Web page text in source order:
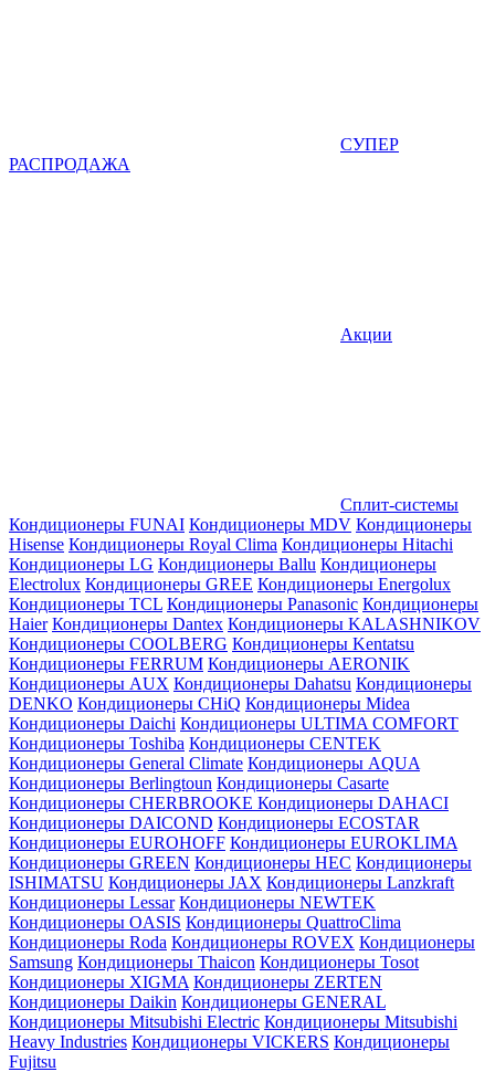
СУПЕР
РАСПРОДАЖА
Акции
Сплит-системы
Кондиционеры FUNAI Кондиционеры MDV Кондиционеры
Hisense Кондиционеры Royal Clima Кондиционеры Hitachi
Кондиционеры LG Кондиционеры Ballu Кондиционеры
Electrolux Кондиционеры GREE Кондиционеры Energolux
Кондиционеры TCL Кондиционеры Panasonic Кондиционеры
Haier Кондиционеры Dantex Кондиционеры KALASHNIKOV
Кондиционеры СOOLBERG Кондиционеры Kentatsu
Кондиционеры FERRUM Кондиционеры AERONIK
Кондиционеры AUX Кондиционеры Dahatsu Кондиционеры
DENKO Кондиционеры CHiQ Кондиционеры Midea
Кондиционеры Daichi Кондиционеры ULTIMA COMFORT
Кондиционеры Toshiba Кондиционеры CENTEK
Кондиционеры General Climate Кондиционеры AQUA
Кондиционеры Berlingtoun Кондиционеры Casarte
Кондиционеры CHERBROOKE Кондиционеры DAHACI
Кондиционеры DAICOND Кондиционеры ECOSTAR
Кондиционеры EUROHOFF Кондиционеры EUROKLIMA
Кондиционеры GREEN Кондиционеры HEC Кондиционеры
ISHIMATSU Кондиционеры JAX Кондиционеры Lanzkraft
Кондиционеры Lessar Кондиционеры NEWTEK
Кондиционеры OASIS Кондиционеры QuattroClima
Кондиционеры Roda Кондиционеры ROVEX Кондиционеры
Samsung Кондиционеры Thaicon Кондиционеры Tosot
Кондиционеры XIGMA Кондиционеры ZERTEN
Кондиционеры Daikin Кондиционеры GENERAL
Кондиционеры Mitsubishi Electric Кондиционеры Mitsubishi
Heavy Industries Кондиционеры VICKERS Кондиционеры
Fujitsu